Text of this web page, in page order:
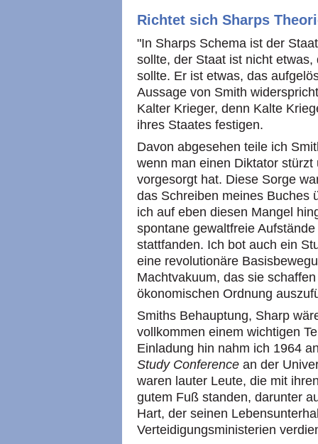
Richtet sich Sharps
"In Sharps Schema ist der
sollte, der Staat ist nicht
sollte. Er ist etwas, das
Aussage von Smith
Kalter Krieger, denn Kalte
ihres Staates festigen.
Davon abgesehen teile ich
wenn man einen Diktator
vorgesorgt hat. Diese Sorge
das Schreiben meines Buches
ich auf eben diesen Mangel
spontane gewaltfreie
stattfanden. Ich bot auch ein
eine revolutionäre
Machtvakuum, das sie
ökonomischen Ordnung
Smiths Behauptung, Sharp
vollkommen einem wichtigen
Einladung hin nahm ich 1964
Study Conference an der
waren lauter Leute, die mit
gutem Fuß standen, darunter
Hart, der seinen
Verteidigungsministerien